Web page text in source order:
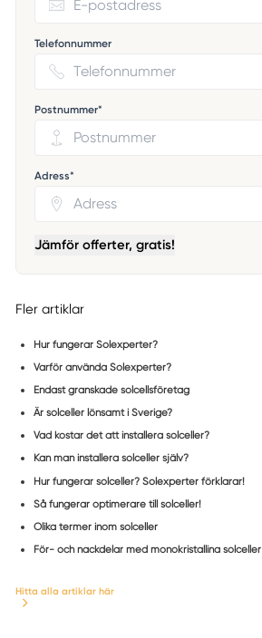
Telefonnummer
Postnummer*
Adress*
Jämför offerter, gratis!
Fler artiklar
Hur fungerar Solexperter?
Varför använda Solexperter?
Endast granskade solcellsföretag
Är solceller lönsamt i Sverige?
Vad kostar det att installera solceller?
Kan man installera solceller själv?
Hur fungerar solceller? Solexperter förklarar!
Så fungerar optimerare till solceller!
Olika termer inom solceller
För- och nackdelar med monokristallina solceller
Hitta alla artiklar här